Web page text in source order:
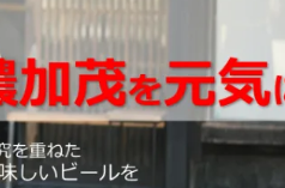
CAMPFIRE for Social Good
CAMPFIREふるさと納税machi-